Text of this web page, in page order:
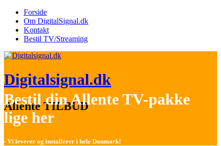
Forside
Om DigitalSignal.dk
Kontakt
Bestil TV/Streaming
Digitalsignal.dk
Allente TILBUD
Bestil din Allente TV-pakke
lige her
- Vi leverer og installerer i hele Danmark!